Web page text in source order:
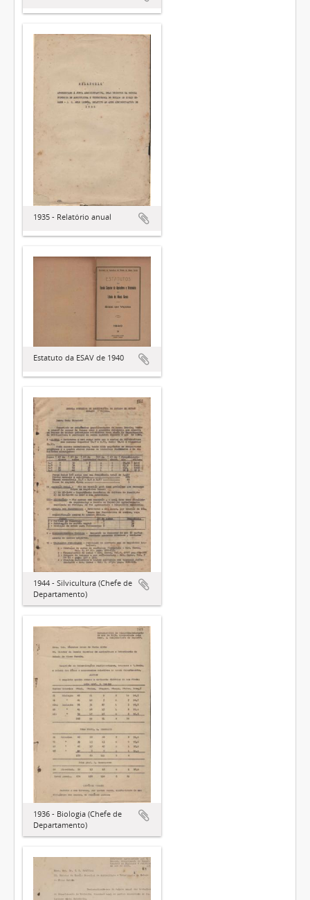
1935 - Relatório anual
Estatuto da ESAV de 1940
1944 - Silvicultura (Chefe de
Departamento)
1936 - Biologia (Chefe de
Departamento)